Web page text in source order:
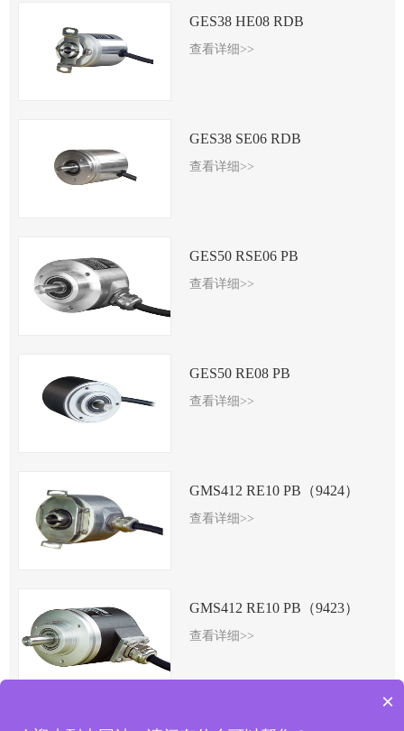
GES38 HE08 RDB
查看详细>>
GES38 SE06 RDB
查看详细>>
GES50 RSE06 PB
查看详细>>
GES50 RE08 PB
查看详细>>
GMS412 RE10 PB（9424）
查看详细>>
GMS412 RE10 PB（9423）
查看详细>>
×